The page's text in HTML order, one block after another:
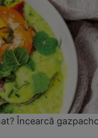
Încearcă